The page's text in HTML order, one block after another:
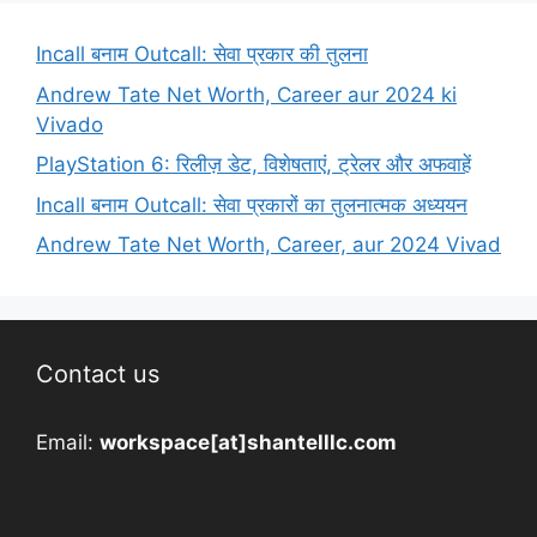
Incall बनाम Outcall: सेवा प्रकार की तुलना
Andrew Tate Net Worth, Career aur 2024 ki
Vivado
PlayStation 6: रिलीज़ डेट, विशेषताएं, ट्रेलर और अफवाहें
Incall बनाम Outcall: सेवा प्रकारों का तुलनात्मक अध्ययन
Andrew Tate Net Worth, Career, aur 2024 Vivad
Contact us
Email: workspace[at]shantelllc.com